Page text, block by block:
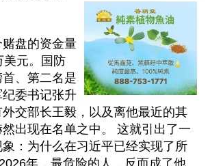
盘的资金量
美元。国防
、第二名是
委书记张升
交部长王毅，以及离他最近的其
出现在名单之中。 这就引出了一
：为什么在习近平已经实现了所
年，最危险的人，反而成了他